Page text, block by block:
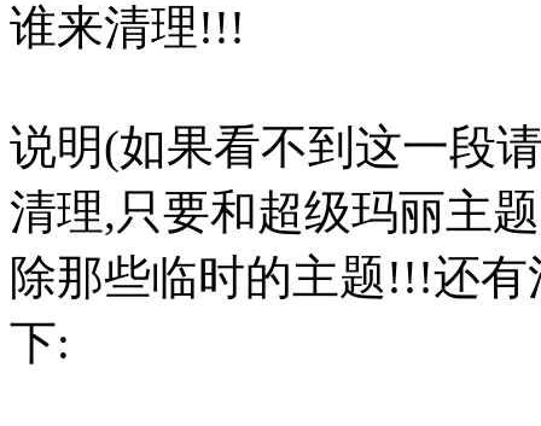
谁来清理!!!
说明(如果看不到这一段
清理,只要和超级玛丽主
除那些临时的主题!!!还
下: